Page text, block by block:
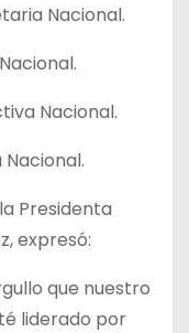
Nacional.
Nacional.
Nacional.
Presidenta
expresó:
que nuestro
liderado por